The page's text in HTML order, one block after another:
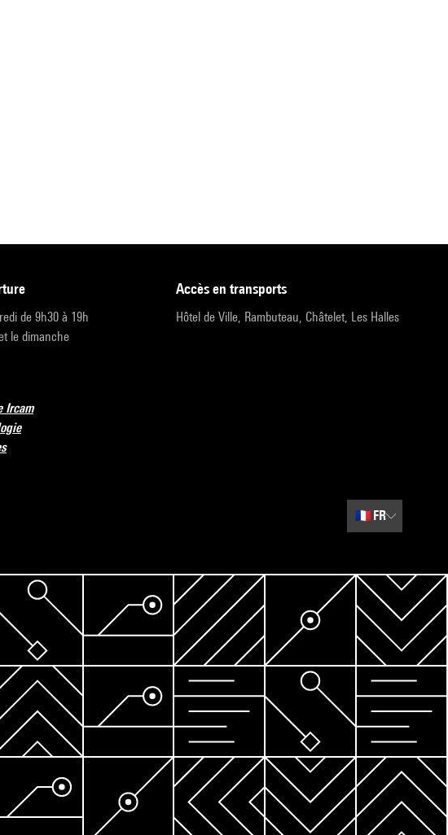
de 9h30 à 19h
le dimanche
accès en transports
Hôtel de Ville, Rambuteau, Châtelet, Les Halles
Ircam
🇫🇷 FR